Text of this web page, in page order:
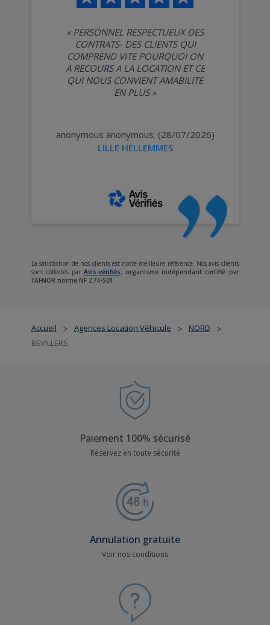
Accueil > Agences Location Véhicule > NORD >
BEVILLERS
« PERSONNEL RESPECTUEUX DES
CONTRATS- DES CLIENTS QUI
COMPREND VITE POURQUOI ON
A RECOURS A LA LOCATION ET CE
QUI NOUS CONVIENT AMABILITE
EN PLUS»
anonymous anonymous. (28/07/2026)
LILLE HELLEMMES
La satisfaction de nos clients est notre meilleure référence. Nos avis clients
sont collectés par Avis-vérifiés, organisme indépendant certifié par
l'AFNOR norme NF Z74-501.
Paiement 100% sécurisé
Réservez en toute sécurité
Annulation gratuite
Voir nos conditions